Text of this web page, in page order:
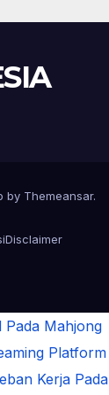
by Themeansar.
Disclaimer
Pada Mahjong
Platform
Kerja Pada